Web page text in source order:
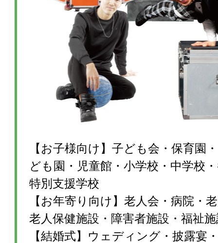
【お子様向け】子ども会・保育園
ども園・児童館・小学校・中学校
特別支援学校
【お年寄り向け】老人会・病院・
老人保健施設・障害者施設・福祉
【結婚式】ウェディング・披露宴